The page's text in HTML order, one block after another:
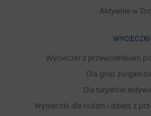
Aktywnie w
WYCIECZKI
Wycieczki z przewodnikiem
Dla grup
Dla turystów
Wycieczki dla rodzin i dzieci z